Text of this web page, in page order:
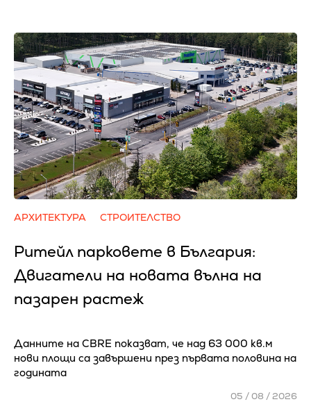
АРХИТЕКТУРА СТРОИТЕЛСТВО
Ритейл парковете в България:
Двигатели на новата вълна на
пазарен растеж
Данните на CBRE показват, че над 63 000 кв.м
нови площи са завършени през първата половина на
годината
05 / 08 / 2026